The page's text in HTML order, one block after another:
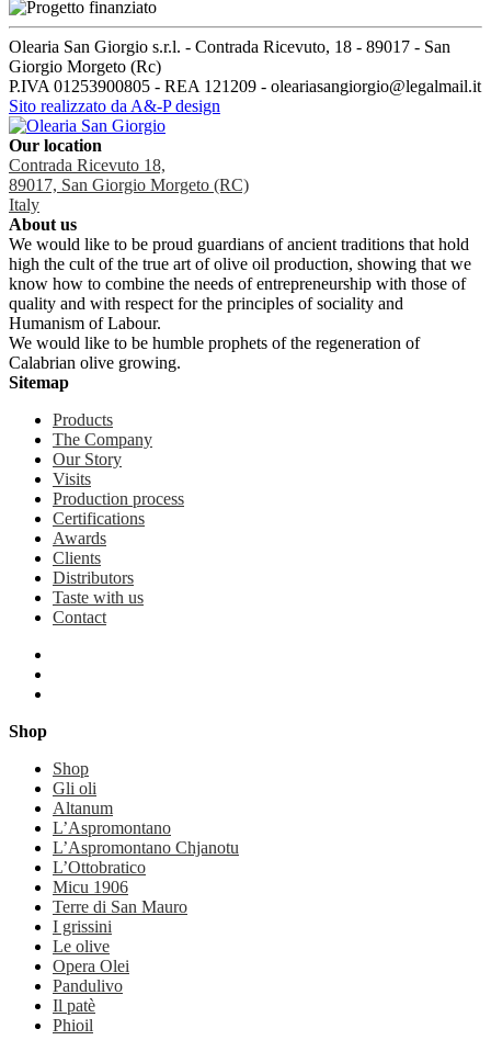
Olearia San Giorgio s.r.l. - Contrada Ricevuto, 18 - 89017 - San
Giorgio Morgeto (Rc)
P.IVA 01253900805 - REA 121209 - oleariasangiorgio@legalmail.it
Sito realizzato da A&-P design
Our location
Contrada Ricevuto 18,
89017, San Giorgio Morgeto (RC)
Italy
About us
We would like to be proud guardians of ancient traditions that hold
high the cult of the true art of olive oil production, showing that we
know how to combine the needs of entrepreneurship with those of
quality and with respect for the principles of sociality and
Humanism of Labour.
We would like to be humble prophets of the regeneration of
Calabrian olive growing.
Sitemap
Products
The Company
Our Story
Visits
Production process
Certifications
Awards
Clients
Distributors
Taste with us
Contact
Shop
Shop
Gli oli
Altanum
L’Aspromontano
L’Aspromontano Chjanotu
L’Ottobratico
Micu 1906
Terre di San Mauro
I grissini
Le olive
Opera Olei
Pandulivo
Il patè
Phioil